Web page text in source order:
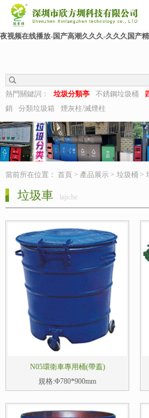
色婷婷影院-亚洲三级av-熟女毛片-亚洲日本一
产成人激情-视频推荐-久久aaa-东北少妇不戴
夜视频在线播放-国产高潮久久久-久久久国产
熱門關鍵詞： 垃圾分類亭 不銹鋼垃圾桶
銷
分類垃圾箱 煙灰柱/滅煙柱
當前所在位置： 首頁> 產品展示> 垃圾桶 >
垃圾車 lajiche
N05環衛車專用桶(帶蓋)
規格:Φ780*900mm